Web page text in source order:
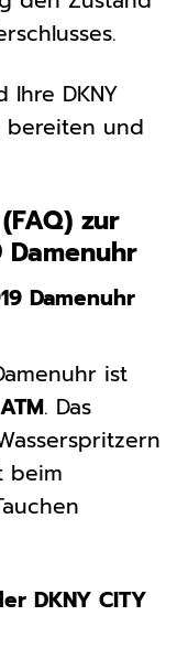
DKNY
bereiten und
zur
Damenuhr
Damenuhr
ist
. Das
beim
DKNY CITY